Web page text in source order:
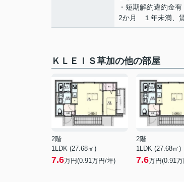
・短期解約違約金
2か月 １年未満、賃
ＫＬＥＩＳ草加の他の部屋
2階
1LDK (27.68㎡)
7.6万円(0.91万円/坪)
2階
1LDK (27.68㎡)
7.6万円(0.91